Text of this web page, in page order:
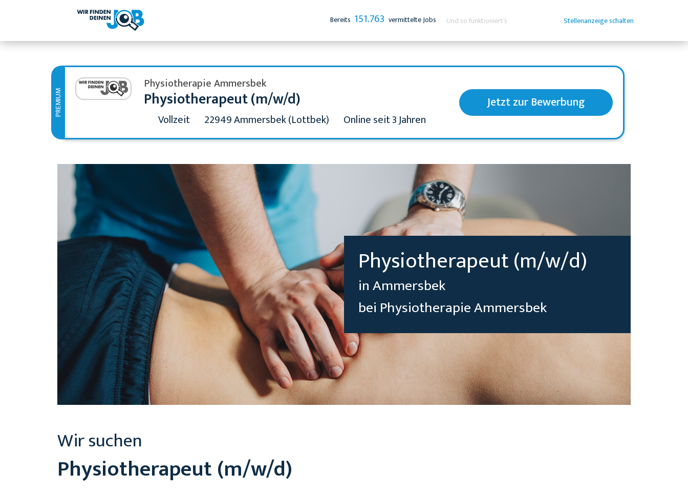
Bereits 151.763 vermittelte Jobs Und so funktioniert’s Stellenanzeige schalten
Physiotherapie Ammersbek
Physiotherapeut (m/w/d)
Vollzeit 22949 Ammersbek (Lottbek) Online seit 3 Jahren
Jetzt zur Bewerbung
PREMIUM
Physiotherapeut (m/w/d)
in Ammersbek
bei Physiotherapie Ammersbek
Wir suchen
Physiotherapeut (m/w/d)